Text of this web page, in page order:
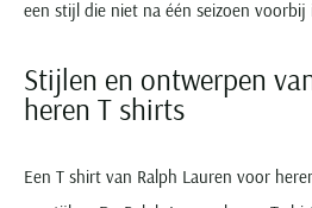
een stijl die niet na één seizoen voorbij
Stijlen en ontwerpen
heren T shirts
Een T shirt van Ralph Lauren voor